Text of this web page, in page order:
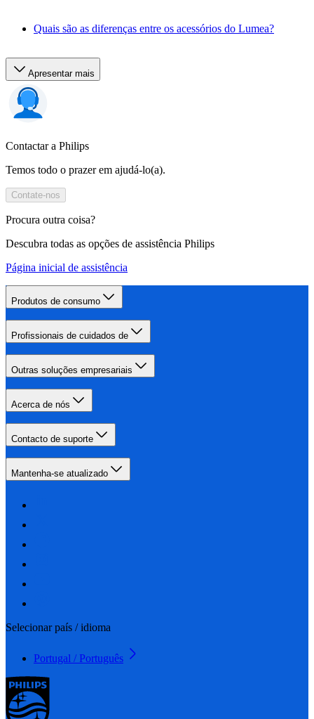
Quais são as diferenças entre os acessórios do Lumea?
Apresentar mais
Contactar a Philips
Temos todo o prazer em ajudá-lo(a).
Contate-nos
Procura outra coisa?
Descubra todas as opções de assistência Philips
Página inicial de assistência
Produtos de consumo
Profissionais de cuidados de
Outras soluções empresariais
Acerca de nós
Contacto de suporte
Mantenha-se atualizado
Selecionar país / idioma
Portugal / Português